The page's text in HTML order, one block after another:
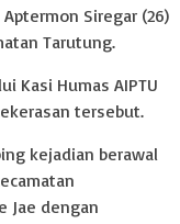
Siregar (26)
Tarutung.
Kasi Humas AIPTU
tersebut.
kejadian berawal
Jae dengan